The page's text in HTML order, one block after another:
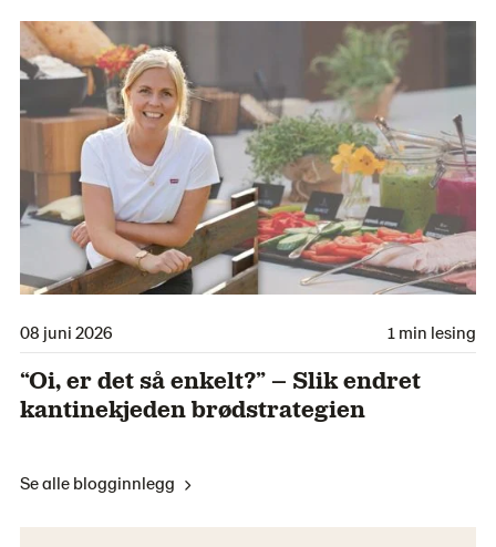
08 juni 2026 1 min lesing
“Oi, er det så enkelt?” – Slik endret
kantinekjeden brødstrategien
Se alle blogginnlegg